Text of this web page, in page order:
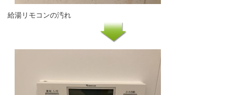
給湯リモコンの汚れ